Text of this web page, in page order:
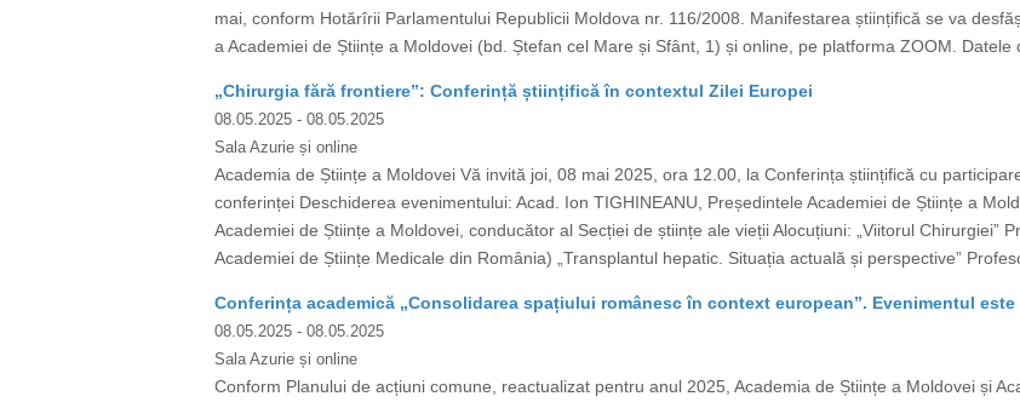
mai, conform Hotărîrii Parlamentului Republicii Moldova nr. 116/2008. Manifestarea științifică se va
a Academiei de Științe a Moldovei (bd. Ștefan cel Mare și Sfânt, 1) și online, pe platforma ZOOM. Datele
„Chirurgia fără frontiere”: Conferință științifică în contextul Zilei Europei
08.05.2025 - 08.05.2025
Sala Azurie și online
Academia de Științe a Moldovei Vă invită joi, 08 mai 2025, ora 12.00, la Conferința științifică cu
conferinței Deschiderea evenimentului: Acad. Ion TIGHINEANU, Președintele Academiei de Științe a
Academiei de Științe a Moldovei, conducător al Secției de științe ale vieții Alocuțiuni: „Viitorul Chirurgiei”
Academiei de Științe Medicale din România) „Transplantul hepatic. Situația actuală și perspective”
Conferința academică „Consolidarea spațiului românesc în context european”. Evenimentul
08.05.2025 - 08.05.2025
Sala Azurie și online
Conform Planului de acțiuni comune, reactualizat pentru anul 2025, Academia de Științe a Moldovei și